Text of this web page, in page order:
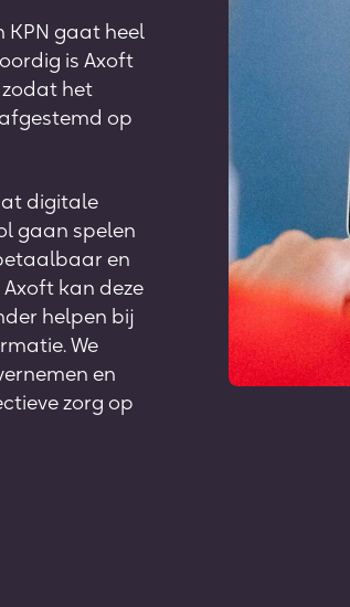
KPN gaat heel
is Axoft
het
op
digitale
gaan spelen
en
kan deze
helpen bij
We
en
zorg op